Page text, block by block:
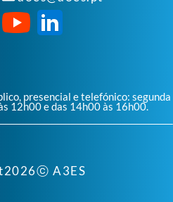
presencial e telefónico: segunda
12h00 e das 14h00 às 16h00.
2026ⓒ A3ES